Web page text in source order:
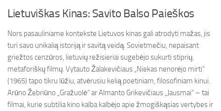
Lietuviškas Kinas: Savito Balso Paieškos
Nors pasauliniame kontekste Lietuvos kinas gali atrodyti mažas, jis
turi savo unikalią istoriją ir savitą veidą. Sovietmečiu, nepaisant
griežtos cenzūros, lietuvių režisieriai sugebėjo sukurti stiprių,
metaforiškų filmų. Vytauto Žalakevičiaus „Niekas nenorėjo mirti“
(1965) tapo tikru lūžiu, atvėrusiu kelią poetiniam, filosofiniam kinui.
Arūno Žebriūno „Gražuolė“ ar Almanto Grikevičiaus „Jausmai“ – tai
filmai, kurie subtilia kino kalba kalbėjo apie žmogiškąsias vertybes ir